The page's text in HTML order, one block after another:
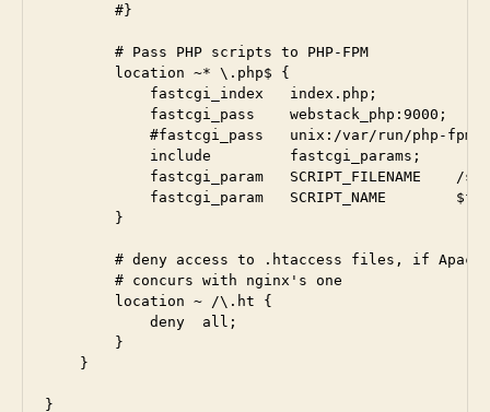
        #}
        # Pass PHP scripts to PHP-FPM
        location ~* \.php$ {
            fastcgi_index   index.php;
            fastcgi_pass    webstack_php:9000;
#fastcgi_pass   unix:/var/run/php-fpm/
            include         fastcgi_params;
fastcgi_param   SCRIPT_FILENAME    /
fastcgi_param   SCRIPT_NAME
        }
# deny access to .htaccess files, if
        # concurs with nginx's one
        location ~ /\.ht {
            deny  all;
        }
    }
}